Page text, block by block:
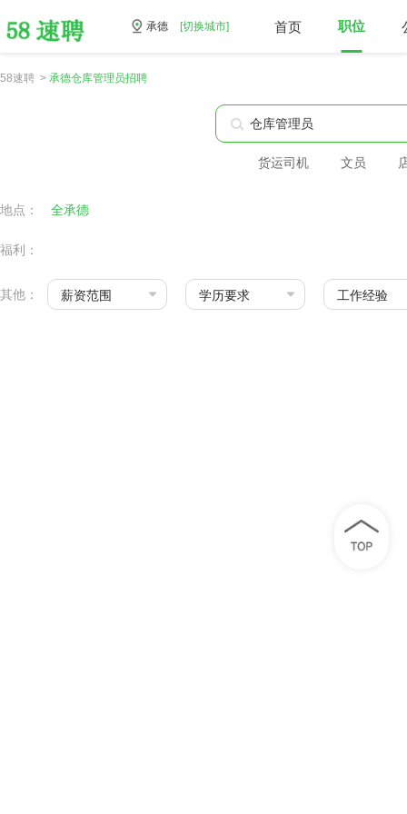
承德 [切换城市] 首页 职位
58速聘 > 承德仓库管理员招聘
货运司机 文员
地点： 全承德
福利：
其他： 薪资范围 学历要求 工作经验